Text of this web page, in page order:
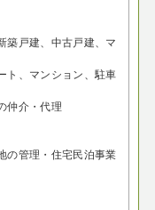
築戸建、中古戸建、マ
ト、マンション、駐車
仲介・代理
の管理・住宅民泊事業